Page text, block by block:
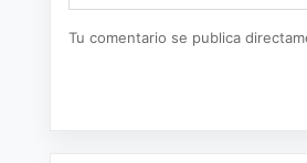
Tu comentario se publica